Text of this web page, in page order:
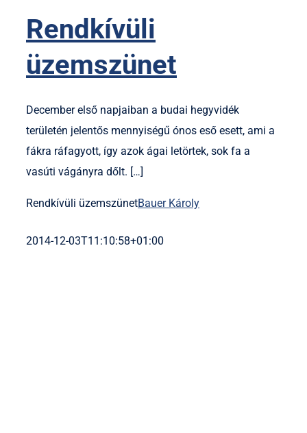
Rendkívüli
üzemszünet
December első napjaiban a budai hegyvidék
területén jelentős mennyiségű ónos eső esett, ami a
fákra ráfagyott, így azok ágai letörtek, sok fa a
vasúti vágányra dőlt. […]
Rendkívüli üzemszünetBauer Károly
2014-12-03T11:10:58+01:00